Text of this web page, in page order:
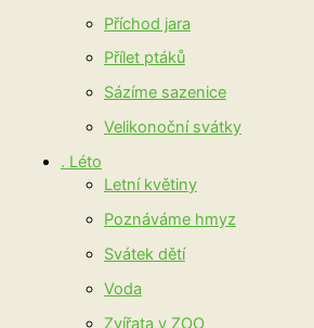
Příchod jara
Přílet ptáků
Sázíme sazenice
Velikonoční svátky
. Léto
Letní květiny
Poznáváme hmyz
Svátek dětí
Voda
Zvířata v ZOO